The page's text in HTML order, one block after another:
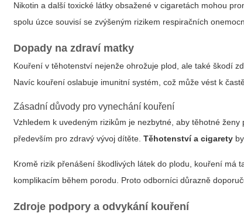
Nikotin a další toxické látky obsažené v cigaretách mohou
spolu úzce souvisí se zvýšeným rizikem respiračních
Dopady na zdraví matky
Kouření v těhotenství nejenže ohrožuje plod, ale také škodí
Navíc kouření oslabuje imunitní systém, což může vést k
Zásadní důvody pro vynechání kouření
Vzhledem k uvedeným rizikům je nezbytné, aby těhotné
především pro zdravý vývoj dítěte.Těhotenství a cigarety
Kromě rizik přenášení škodlivých látek do plodu, kouření má
komplikacím během porodu. Proto odborníci důrazně
Zdroje podpory a odvykání kouření